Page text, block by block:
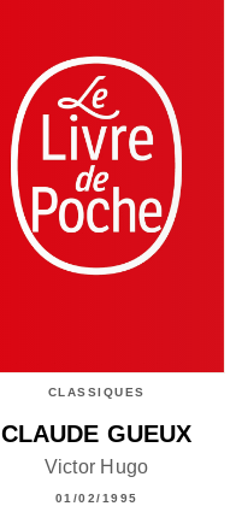
CLASSIQUES
CLAUDE GUEUX
Victor Hugo
01/02/1995